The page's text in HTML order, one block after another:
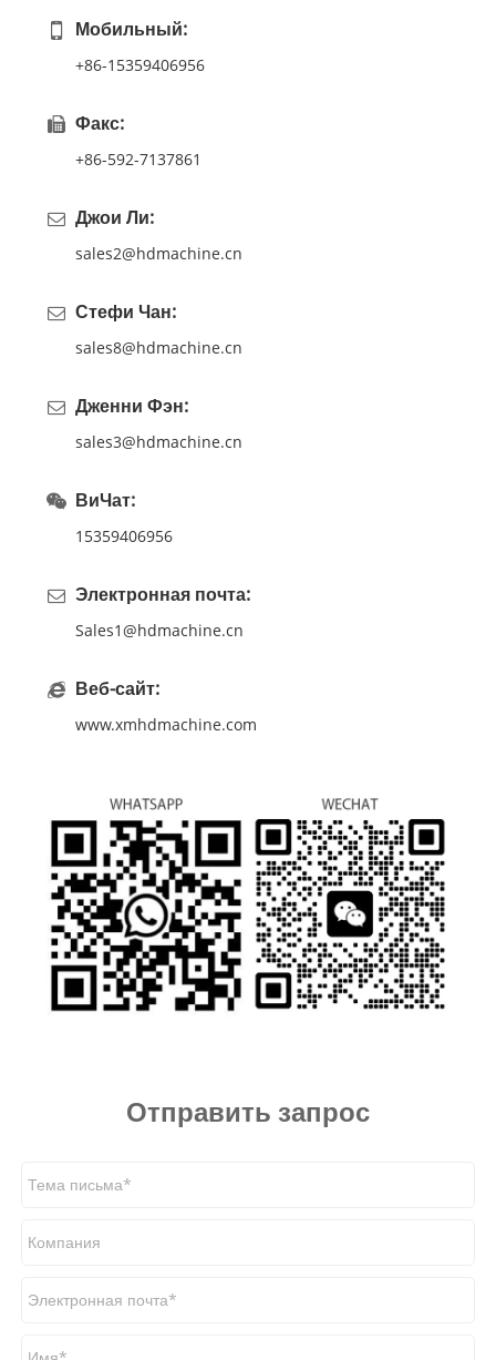
Мобильный:
+86-15359406956
Факс:
+86-592-7137861
Джои Ли:
sales2@hdmachine.cn
Стефи Чан:
sales8@hdmachine.cn
Дженни Фэн:
sales3@hdmachine.cn
ВиЧат:
15359406956
Электронная почта:
Sales1@hdmachine.cn
Веб-сайт:
www.xmhdmachine.com
Отправить запрос